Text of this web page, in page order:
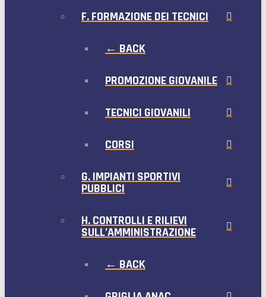
F. FORMAZIONE DEI TECNICI
← BACK
PROMOZIONE GIOVANILE
TECNICI GIOVANILI
CORSI
G. IMPIANTI SPORTIVI
PUBBLICI
H. CONTROLLI E RILIEVI
SULL’AMMINISTRAZIONE
← BACK